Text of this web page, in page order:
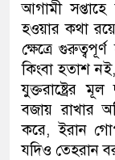
আগামী
হওয়ার কথা
ক্ষেত্রে
কিংবা হতাশ
যুক্তরাষ্ট্রের মূল
বজায় রাখার
করে, ইরান
যদিও তেহরান